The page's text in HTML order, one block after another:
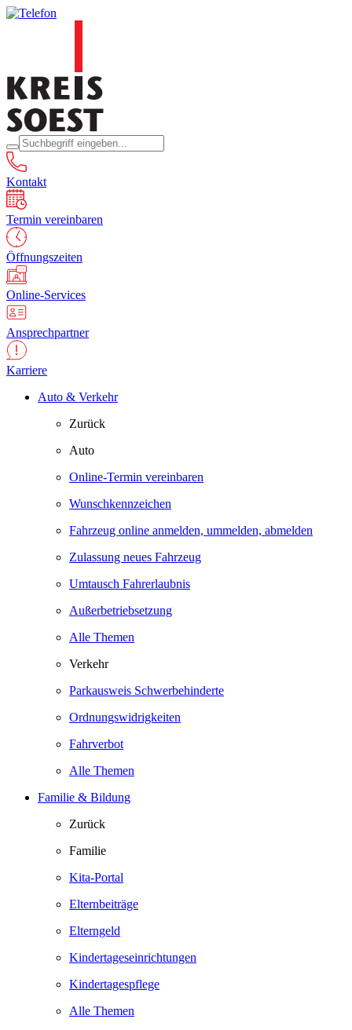
Kontakt
Termin vereinbaren
Öffnungszeiten
Online-Services
Ansprechpartner
Karriere
Auto & Verkehr
Zurück
Auto
Online-Termin vereinbaren
Wunschkennzeichen
Fahrzeug online anmelden, ummelden, abmelden
Zulassung neues Fahrzeug
Umtausch Fahrerlaubnis
Außerbetriebsetzung
Alle Themen
Verkehr
Parkausweis Schwerbehinderte
Ordnungswidrigkeiten
Fahrverbot
Alle Themen
Familie & Bildung
Zurück
Familie
Kita-Portal
Elternbeiträge
Elterngeld
Kindertageseinrichtungen
Kindertagespflege
Alle Themen